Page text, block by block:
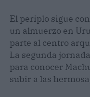
El periplo sigue
un almuerzo en
parte al centro
La segunda
para conocer
subir a las